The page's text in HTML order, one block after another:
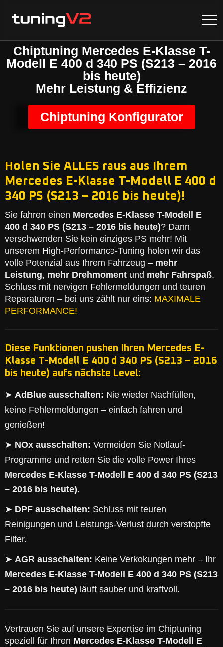
Chiptuning Mercedes E-Klasse T-
Modell E 400 d 340 PS (S213 – 2016
bis heute)
Mehr Leistung & Effizienz
Chiptuning Konfigurator
Holen Sie ALLES raus aus Ihrem
Mercedes E-Klasse T-Modell E 400 d
340 PS (S213 – 2016 bis heute)!
Sie fahren einen Mercedes E-Klasse T-Modell E
400 d 340 PS (S213 – 2016 bis heute)? Dann
verschwenden Sie kein einziges PS mehr! Mit
unserem High-Performance-Tuning holen wir das
volle Potenzial aus Ihrem Fahrzeug – mehr
Leistung, mehr Drehmoment und mehr Fahrspaß.
Schluss mit nervigen Fehlermeldungen und teuren
Reparaturen – bei uns zählt nur eins: MAXIMALE
PERFORMANCE!
Diese Funktionen pushen Ihren Mercedes E-
Klasse T-Modell E 400 d 340 PS (S213 – 2016
bis heute) aufs nächste Level:
➤ AdBlue ausschalten: Nie wieder Nachfüllen,
keine Fehlermeldungen – einfach fahren und
genießen!
➤ NOx ausschalten: Vermeiden Sie Notlauf-
Programme und retten Sie die volle Power Ihres
Mercedes E-Klasse T-Modell E 400 d 340 PS (S213
– 2016 bis heute).
➤ DPF ausschalten: Schluss mit teuren
Reinigungen und Leistungs-Verlust durch verstopfte
Filter.
➤ AGR ausschalten: Keine Verkokungen mehr – Ihr
Mercedes E-Klasse T-Modell E 400 d 340 PS (S213
– 2016 bis heute) läuft sauber und kraftvoll.
Vertrauen Sie auf unsere Expertise im Chiptuning
speziell für Ihren Mercedes E-Klasse T-Modell E